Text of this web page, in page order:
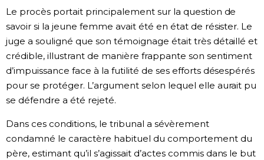
Le procès portait principalement sur la question de
savoir si la jeune femme avait été en état de résister. Le
juge a souligné que son témoignage était très détaillé et
crédible, illustrant de manière frappante son sentiment
d’impuissance face à la futilité de ses efforts désespérés
pour se protéger. L’argument selon lequel elle aurait pu
se défendre a été rejeté.
Dans ces conditions, le tribunal a sévèrement
condamné le caractère habituel du comportement du
père, estimant qu’il s’agissait d’actes commis dans le but